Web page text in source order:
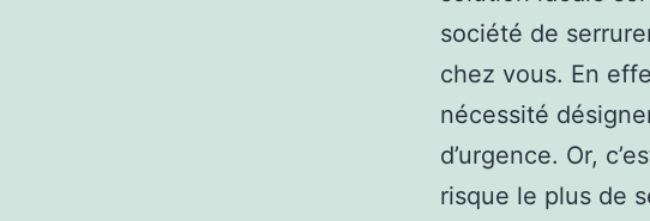
société de
chez vous. En
nécessité
d’urgence. Or,
risque le plus de